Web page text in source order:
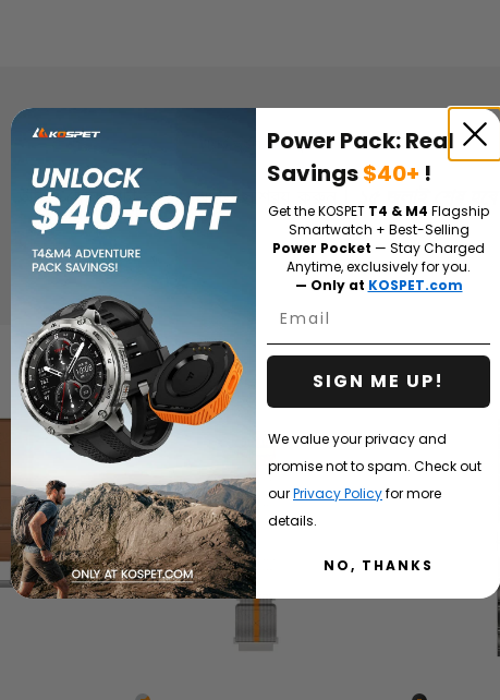
টায়ার্ড অর্ডার ডিসকাউন্ট
আরও কেনাকাটা করুন, আরও সাশ্রয় করুন |
Power Pack: Real
Savings$40+ !
Get the KOSPET T4 & M4 Flagship
Smartwatch + Best-Selling
Power Pocket — Stay Charged
Anytime, exclusively for you.
— Only at KOSPET.com
Email
SIGN ME UP!
We value your privacy and
promise not to spam. Check out
ourPrivacy Policyfor more
details.
NO, THANKS